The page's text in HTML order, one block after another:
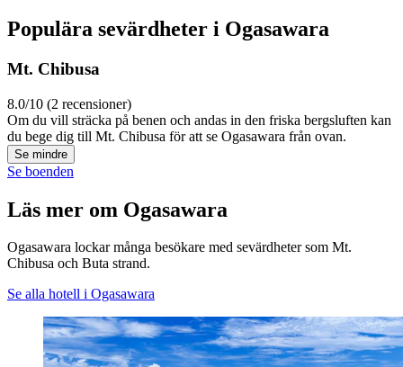
Populära sevärdheter i Ogasawara
Mt. Chibusa
8.0/10 (2 recensioner)
Om du vill sträcka på benen och andas in den friska bergsluften kan
du bege dig till Mt. Chibusa för att se Ogasawara från ovan.
Se mindre
Se boenden
Läs mer om Ogasawara
Ogasawara lockar många besökare med sevärdheter som Mt.
Chibusa och Buta strand.
Se alla hotell i Ogasawara